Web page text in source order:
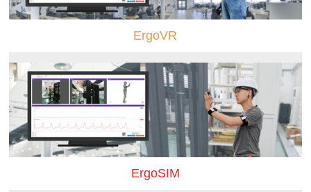
ErgoVR
ErgoSIM